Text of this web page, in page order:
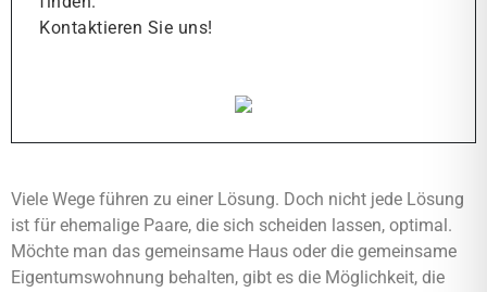
Kontaktieren Sie uns!
Viele Wege führen zu einer Lösung. Doch nicht jede Lösung
ist für ehemalige Paare, die sich scheiden lassen, optimal.
Möchte man das gemeinsame Haus oder die gemeinsame
Eigentumswohnung behalten, gibt es die Möglichkeit, die